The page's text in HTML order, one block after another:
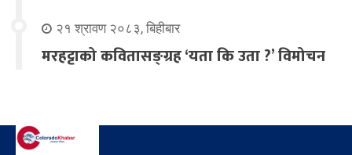
२१ श्रावण २०८३, बिहीबार
मरहट्टाको कवितासङ्ग्रह ‘यता कि उता ?’ विमोचन